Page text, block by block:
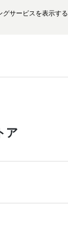
グサービスを表示する
ア